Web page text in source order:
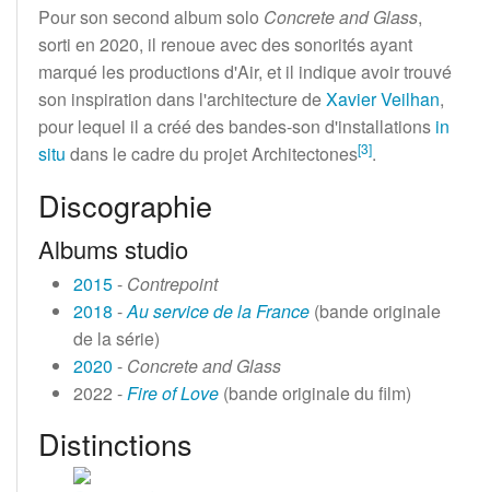
Pour son second album solo Concrete and Glass,
sorti en 2020, il renoue avec des sonorités ayant
marqué les productions d'Air, et il indique avoir trouvé
son inspiration dans l'architecture deXavier Veilhan,
pour lequel il a créé des bandes-son d'installations in
situ dans le cadre du projet Architectones[3].
Discographie
Albums studio
2015- Contrepoint
2018 -Au service de la France (bande originale
de la série)
2020 - Concrete and Glass
2022 -Fire of Love (bande originale du film)
Distinctions